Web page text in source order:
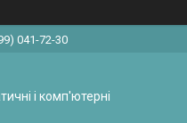
041-72-30
і комп'ютерні